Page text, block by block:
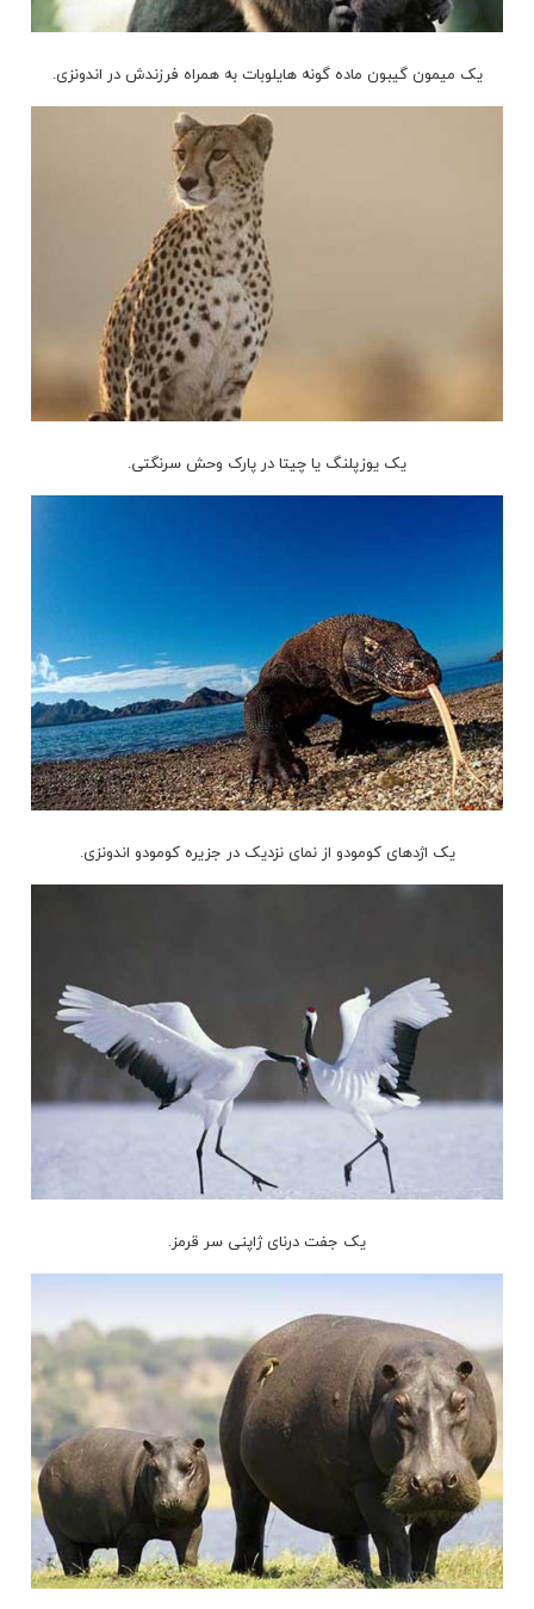
یک میمون گیبون ماده گونه هایلوبات به همراه فرزندش در اندونزی.
یک یوزپلنگ یا چیتا در پارک وحش سرنگتی.
یک اژدهای کومودو از نمای نزدیک در جزیره کومودو اندونزی.
یک جفت درنای ژاپنی سر قرمز.